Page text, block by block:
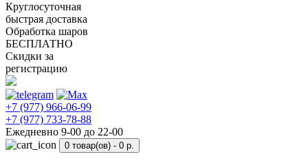
Круглосуточная
быстрая доставка
Обработка шаров
БЕСПЛАТНО
Скидки за
регистрацию
+7 (977) 966-06-99
+7 (977) 733-78-88
Ежедневно 9-00 до 22-00
0 товар(ов) - 0 р.